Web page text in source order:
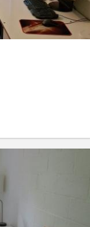
de 6. 2 WC 1
Lit sans matelas
verdoyant et calme.